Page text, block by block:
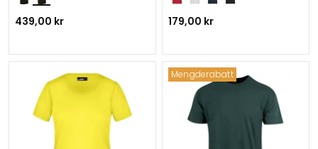
439,00 kr 179,00 kr
Mengderabatt